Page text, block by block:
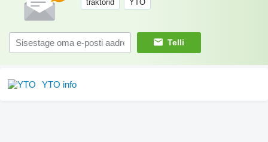
traktorid YTO
Telli
YTO info